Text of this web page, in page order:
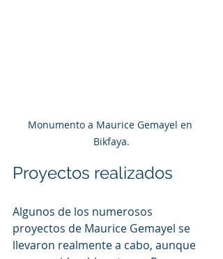
Monumento a Maurice Gemayel en
Bikfaya.
Proyectos realizados
Algunos de los numerosos
proyectos de Maurice Gemayel se
llevaron realmente a cabo, aunque